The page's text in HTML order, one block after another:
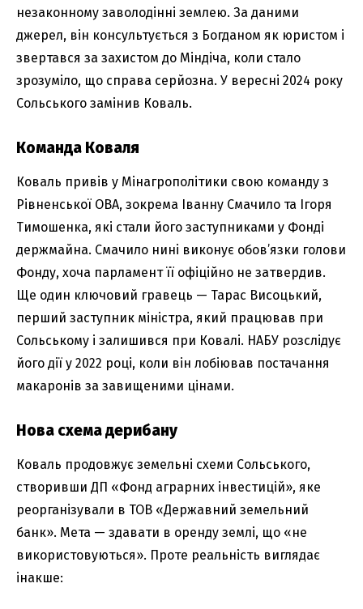
незаконному заволодінні землею. За даними
джерел, він консультується з Богданом як юристом і
звертався за захистом до Міндіча, коли стало
зрозуміло, що справа серйозна. У вересні 2024 року
Сольського замінив Коваль.
Команда Коваля
Коваль привів у Мінагрополітики свою команду з
Рівненської ОВА, зокрема Іванну Смачило та Ігоря
Тимошенка, які стали його заступниками у Фонді
держмайна. Смачило нині виконує обов’язки голови
Фонду, хоча парламент її офіційно не затвердив.
Ще один ключовий гравець — Тарас Висоцький,
перший заступник міністра, який працював при
Сольському і залишився при Ковалі. НАБУ розслідує
його дії у 2022 році, коли він лобіював постачання
макаронів за завищеними цінами.
Нова схема дерибану
Коваль продовжує земельні схеми Сольського,
створивши ДП «Фонд аграрних інвестицій», яке
реорганізували в ТОВ «Державний земельний
банк». Мета — здавати в оренду землі, що «не
використовуються». Проте реальність виглядає
інакше: